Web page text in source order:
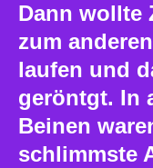
Dann wollte
zum
laufen und
geröntgt. In
Beinen
schlimmste